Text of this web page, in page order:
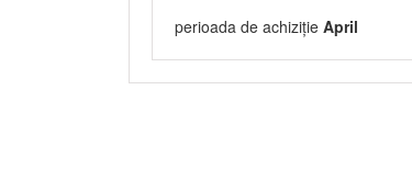
perioada de achiziție April